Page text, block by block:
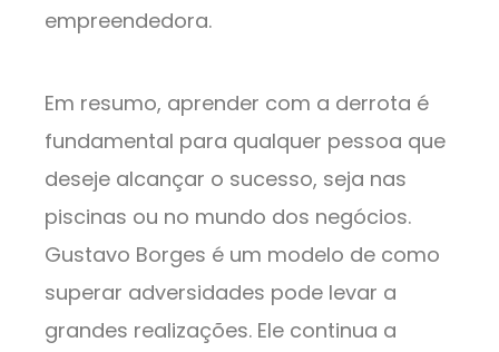
empreendedora.
Em resumo, aprender com a derrota é
fundamental para qualquer pessoa que
deseje alcançar o sucesso, seja nas
piscinas ou no mundo dos negócios.
Gustavo Borges é um modelo de como
superar adversidades pode levar a
grandes realizações. Ele continua a